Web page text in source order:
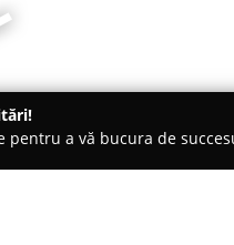
a vă bucura de